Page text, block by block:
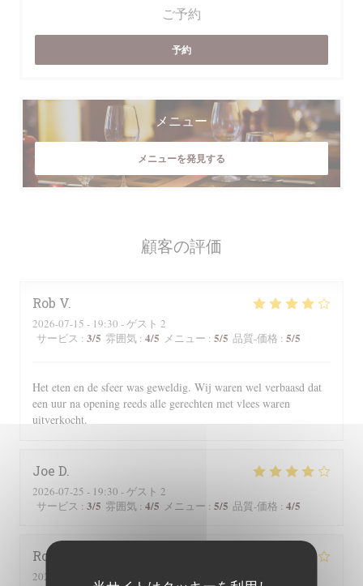
顧客の評価
Rob V
2026-07-15 - 19:30 - ゲスト 2
サービス : 3/5 雰囲気 : 4/5 メニュー : 5/5 品質-価格 : 5/5
Het eten en de sfeer was geweldig. Wij waren wel verbaasd dat
een uur na opening reeds alle gerechten met vlees waren
uitverkocht.
Joe D
2026-07-25 - 19:30 - ゲスト 2
サービス : 3/5 雰囲気 : 4/5 メニュー : 5/5 品質-価格 : 4/5
Roger
2026-07-25
ご予約
予約
メニュー
メニューを発見する